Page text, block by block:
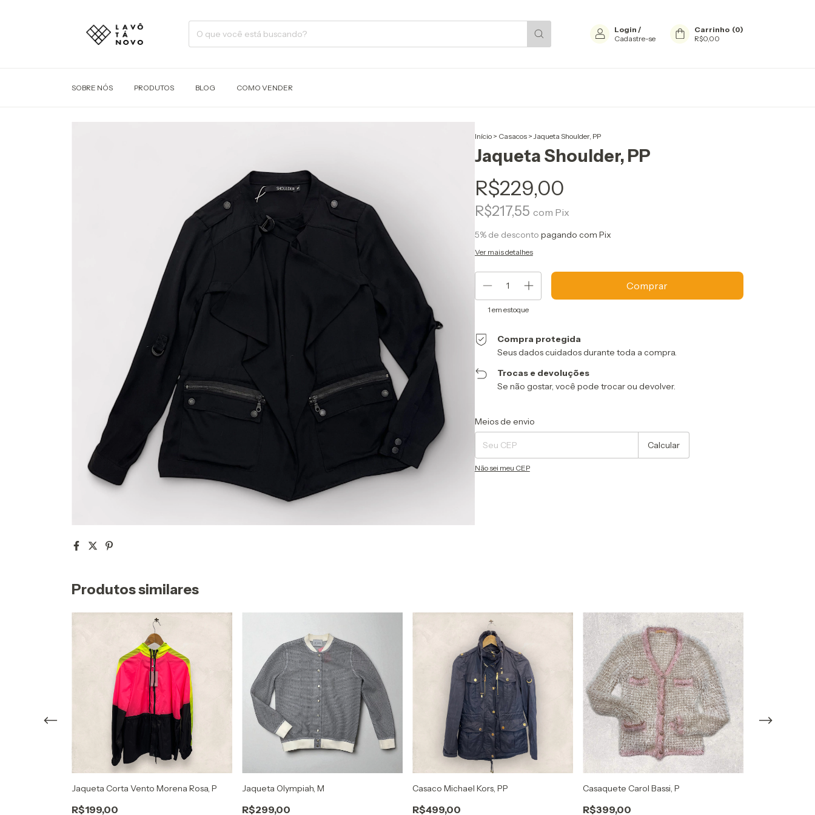
Login /
Cadastre-se
Carrinho (0)
R$0,00
SOBRE NÓS PRODUTOS BLOG COMO VENDER
Início > Casacos > Jaqueta Shoulder, PP
Jaqueta Shoulder, PP
R$229,00
R$217,55 com Pix
5% de desconto pagando com Pix
Ver mais detalhes
1 em estoque
Compra protegida
Seus dados cuidados durante toda a compra.
Trocas e devoluções
Se não gostar, você pode trocar ou devolver.
Entregas para o CEP:
Meios de envio
Calcular
Não sei meu CEP
Produtos similares
Jaqueta Corta Vento Morena Rosa, P
R$199,00
Jaqueta Olympiah, M
R$299,00
Casaco Michael Kors, PP
R$499,00
Casaquete Carol Bassi, P
R$399,00